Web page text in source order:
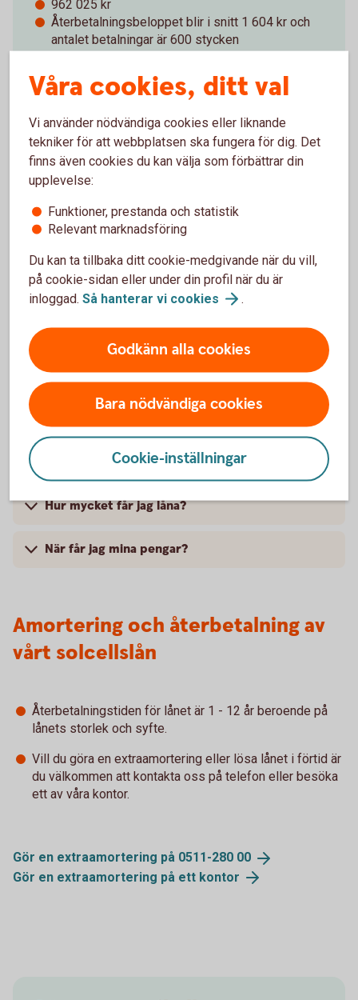
962 025 kr
Återbetalningsbeloppet blir i snitt 1 604 kr och
antalet betalningar är 600 stycken
Att låna kostar pengar!
Om du inte kan betala tillbaka skulden i tid riskerar du en
betalningsanmärkning. Det kan leda till svårigheter att få
vänd dig till budget- och skuldrådgivningen i din kommun.
Kontaktuppgifter finns påkonsumentverket.se
Så fungerar vår solcellslån Sollånet
Vad krävs för att jag ska få låna?
Hur mycket får jag låna?
När får jag mina pengar?
Amortering och återbetalning av
vårt solcellslån
Återbetalningstiden för lånet är 1 - 12 år beroende på
lånets storlek och syfte.
Vill du göra en extraamortering eller lösa lånet i förtid är
du välkommen att kontakta oss på telefon eller besöka
ett av våra kontor.
Gör en extraamortering på 0511-280 00
Gör en extraamortering på ett kontor
Våra cookies, ditt val
Vi använder nödvändiga cookies eller liknande
tekniker för att webbplatsen ska fungera för dig. Det
finns även cookies du kan välja som förbättrar din
upplevelse:
Funktioner, prestanda och statistik
Relevant marknadsföring
Du kan ta tillbaka ditt cookie-medgivande när du vill,
på cookie-sidan eller under din profil när du är
inloggad. Så hanterar vi cookies .
Godkänn alla cookies
Bara nödvändiga cookies
Cookie-inställningar